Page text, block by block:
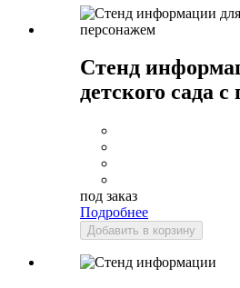
Стенд
детского сада
под заказ
Подробнее
Добавить в корзину